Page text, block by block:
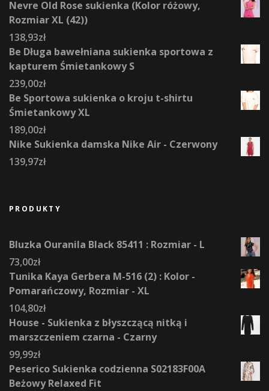
Nevre Old Rose sukienka (Kolor różowy,
Rozmiar XL (42))
138,93zł
Be Długa bawełniana sukienka sportowa z
kapturem Śmietankowy S
239,00zł
Be Sportowa sukienka o kroju t-shirtu
Śmietankowy XL
189,00zł
Nike Sukienka damska Nike Air - Czerwony
139,97zł
PRODUKTY
Bluzka Ouranila Black 85411 : Rozmiar - L
73,00zł
Tunika Kaya Gerbera M-516 (2) : Kolor -
Pomarańczowy, Rozmiar - XL
104,80zł
House - Sukienka z błyszczącą nitką i
marszczeniem czarna - Czarny
99,99zł
Peserico Sukienka codzienna S02183F00A
Beżowy Relaxed Fit